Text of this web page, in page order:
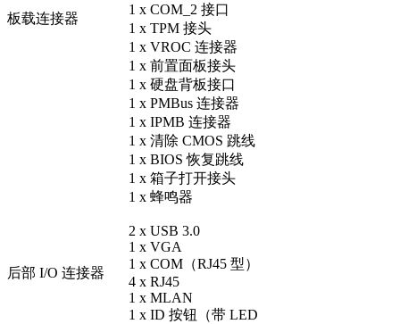
板载连接器
1 x COM_2 接口
1 x TPM 接头
1 x VROC 连接器
1 x 前置面板接头
1 x 硬盘背板接口
1 x PMBus 连接器
1 x IPMB 连接器
1 x 清除 CMOS 跳线
1 x BIOS 恢复跳线
1 x 箱子打开接头
1 x 蜂鸣器
后部 I/O 连接器
2 x USB 3.0
1 x VGA
1 x COM（RJ45 型）
4 x RJ45
1 x MLAN
1 x ID 按钮（带 LED